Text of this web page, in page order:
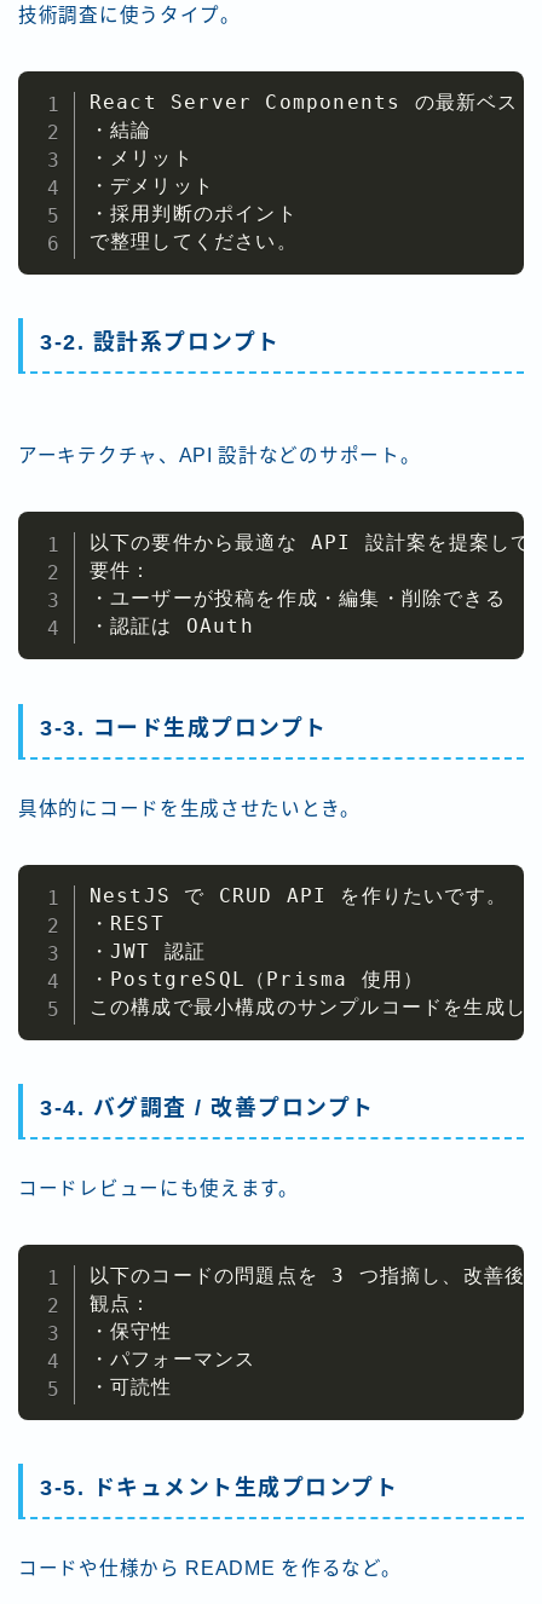
技術調査に使うタイプ。
React Server Components の最新ベスト
・結論
・メリット
・デメリット
・採用判断のポイント
で整理してください。
3-2. 設計系プロンプト
アーキテクチャ、API 設計などのサポート。
以下の要件から最適な API 設計案を提案して
要件：
・ユーザーが投稿を作成・編集・削除できる
・認証は OAuth
3-3. コード生成プロンプト
具体的にコードを生成させたいとき。
NestJS で CRUD API を作りたいです。
・REST
・JWT 認証
・PostgreSQL（Prisma 使用）
この構成で最小構成のサンプルコードを生成し
3-4. バグ調査 / 改善プロンプト
コードレビューにも使えます。
以下のコードの問題点を 3 つ指摘し、改善後
観点：
・保守性
・パフォーマンス
・可読性
3-5. ドキュメント生成プロンプト
コードや仕様から README を作るなど。